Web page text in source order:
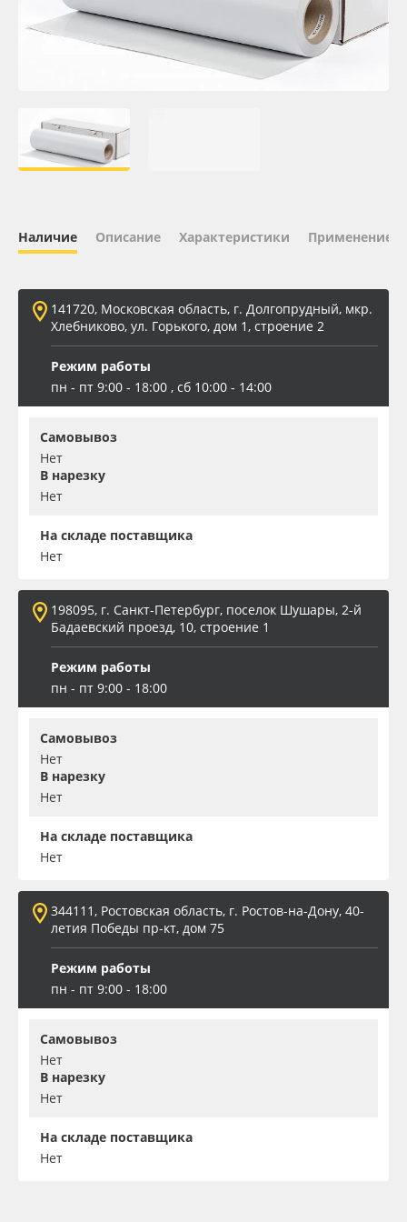
Oracal 641
Плёнка монтажная Oratape
ПЭТ листовой
Баннер
Заготовки для сувениров
Наличие Описание Характеристики Применение
141720, Московская область, г. Долгопрудный, мкр.
Хлебниково, ул. Горького, дом 1, строение 2
Режим работы
пн - пт 9:00 - 18:00 , сб 10:00 - 14:00
Самовывоз
Нет
В нарезку
Нет
На складе поставщика
Нет
198095, г. Санкт-Петербург, поселок Шушары, 2-й
Бадаевский проезд, 10, строение 1
Режим работы
пн - пт 9:00 - 18:00
Самовывоз
Нет
В нарезку
Нет
На складе поставщика
Нет
344111, Ростовская область, г. Ростов-на-Дону, 40-
летия Победы пр-кт, дом 75
Режим работы
пн - пт 9:00 - 18:00
Самовывоз
Нет
В нарезку
Нет
На складе поставщика
Нет